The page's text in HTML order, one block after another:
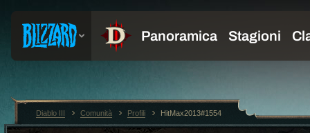
Diablo III Comunità Profili HitMax2013#1554